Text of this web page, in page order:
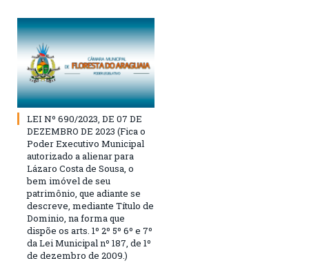
LEI Nº 690/2023, DE 07 DE
DEZEMBRO DE 2023 (Fica o
Poder Executivo Municipal
autorizado a alienar para
Lázaro Costa de Sousa, o
bem imóvel de seu
patrimônio, que adiante se
descreve, mediante Título de
Dominio, na forma que
dispõe os arts. 1º 2º 5º 6º e 7º
da Lei Municipal nº 187, de 1º
de dezembro de 2009.)